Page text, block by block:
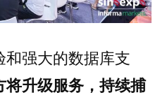
强大的数据库支
将升级服务，持续捕